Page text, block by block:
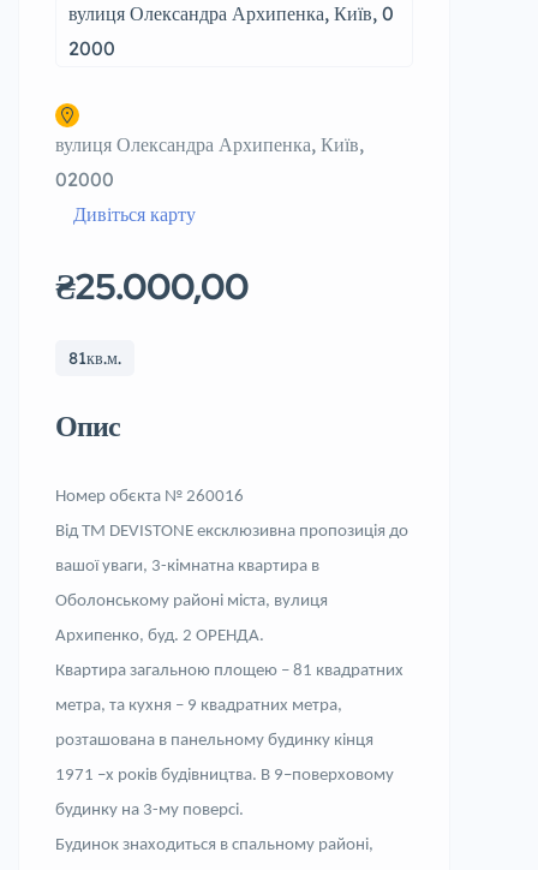
вулиця Олександра Архипенка, Київ, 0
2000
вулиця Олександра Архипенка, Київ,
02000
Дивіться карту
₴25.000,00
81кв.м.
Опис
Номер обєкта № 260016
Від ТМ DEVISTONE ексклюзивна пропозиція до
вашої уваги, 3-кімнатна квартира в
Оболонському районі міста, вулиця
Архипенко, буд. 2 ОРЕНДА.
Квартира загальною площею – 81 квадратних
метра, та кухня – 9 квадратних метра,
розташована в панельному будинку кінця
1971 –х років будівництва. В 9–поверховому
будинку на 3-му поверсі.
Будинок знаходиться в спальному районі,